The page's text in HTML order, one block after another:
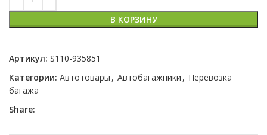
В КОРЗИНУ
Артикул: S110-935851
Категории: Автотовары , Автобагажники , Перевозка
багажа
Share: